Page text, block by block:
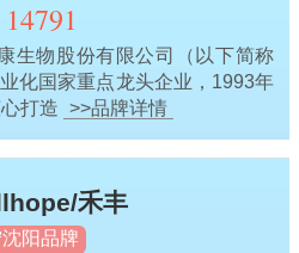
14791
生物股份有限公司（以下简称
化国家重点龙头企业，1993年
打造 >>品牌详情
禾丰
阳品牌